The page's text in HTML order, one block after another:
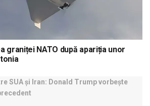
graniței NATO după apariția unor